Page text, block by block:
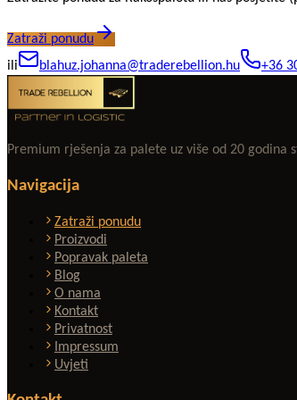
Zatraži ponudu
ili
blahuz.johanna@traderebellion.hu +36
Premium rješenja za palete uz više od 20
Navigacija
Zatraži ponudu
Proizvodi
Popravak paleta
Blog
O nama
Kontakt
Privatnost
Impressum
Uvjeti